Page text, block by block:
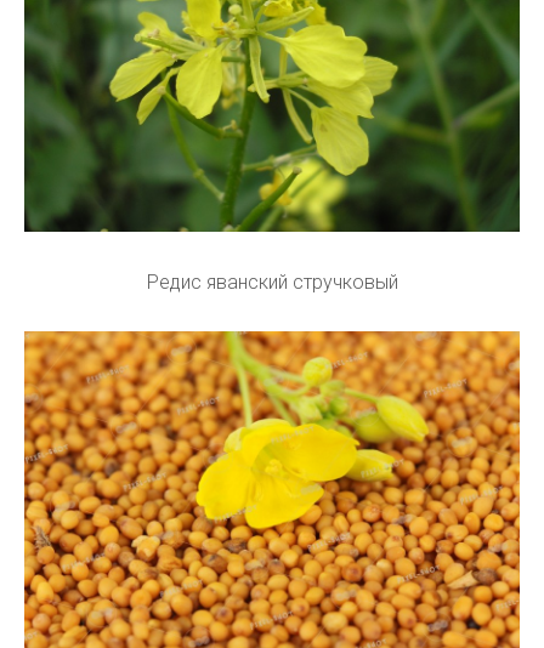
Редис яванский стручковый